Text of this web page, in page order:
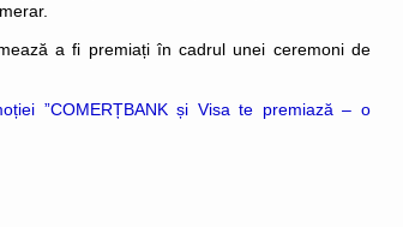
a fi premiați în cadrul unei ceremoni de
”COMERȚBANK și Visa te premiază – o